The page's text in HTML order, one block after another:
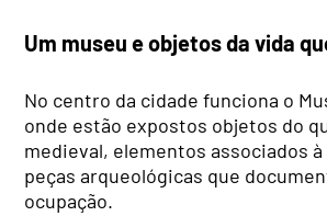
Um museu e objetos da vida
No centro da cidade funciona o
onde estão expostos objetos do
medieval, elementos associados
peças arqueológicas que
ocupação.